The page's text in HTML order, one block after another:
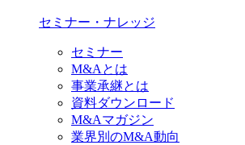
セミナー・ナレッジ
セミナー
M&Aとは
事業承継とは
資料ダウンロード
M&Aマガジン
業界別のM&A動向